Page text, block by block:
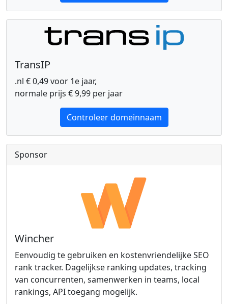
TransIP
.nl € 0,49 voor 1e jaar,
normale prijs € 9,99 per jaar
Controleer domeinnaam
Sponsor
Wincher
Eenvoudig te gebruiken en kostenvriendelijke SEO
rank tracker. Dagelijkse ranking updates, tracking
van concurrenten, samenwerken in teams, local
rankings, API toegang mogelijk.